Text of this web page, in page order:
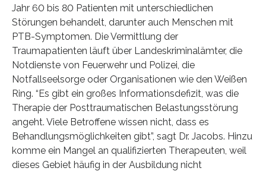
Jahr 60 bis 80 Patienten mit unterschiedlichen
Störungen behandelt, darunter auch Menschen mit
PTB-Symptomen. Die Vermittlung der
Traumapatienten läuft über Landeskriminalämter, die
Notdienste von Feuerwehr und Polizei, die
Notfallseelsorge oder Organisationen wie den Weißen
Ring. “Es gibt ein großes Informationsdefizit, was die
Therapie der Posttraumatischen Belastungsstörung
angeht. Viele Betroffene wissen nicht, dass es
Behandlungsmöglichkeiten gibt”, sagt Dr. Jacobs. Hinzu
komme ein Mangel an qualifizierten Therapeuten, weil
dieses Gebiet häufig in der Ausbildung nicht